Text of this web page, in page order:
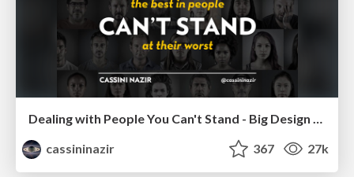
Dealing with People You Can't Stand - Big Design 2015
cassininazir
367 27k